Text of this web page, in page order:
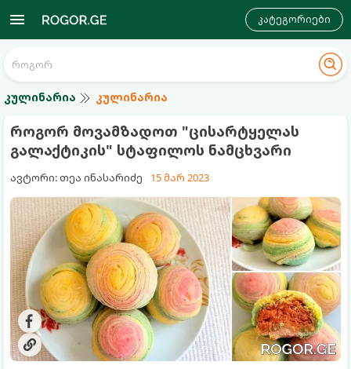
კატეგორიები
კულინარია კულინარია
როგორ მოვამზადოთ "ცისარტყელას
გალაქტიკის" სტაფილოს ნამცხვარი
ავტორი: თეა ინასარიძე 15 მარ 2023